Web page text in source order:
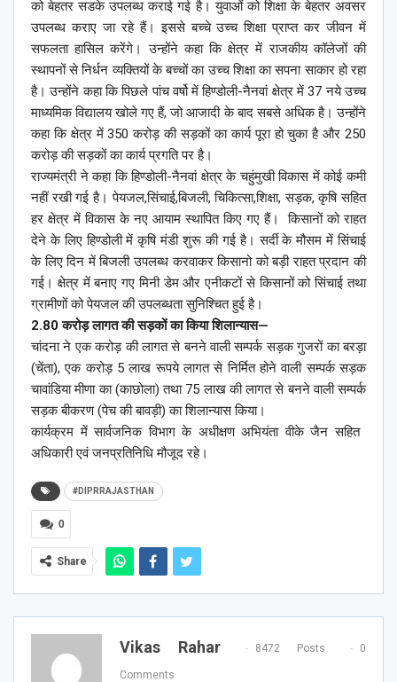
को बेहतर सडके उपलब्ध कराई गई है। युवाओं को शिक्षा के बेहतर अवसर
उपलब्ध कराए जा रहे हैं। इससे बच्चे उच्च शिक्षा प्राप्त कर जीवन में
सफलता हासिल करेंगे। उन्होंने कहा कि क्षेत्र में राजकीय कॉलेजों की
स्थापनों से निर्धन व्यक्तियों के बच्चों का उच्च शिक्षा का सपना साकार हो रहा
है। उन्होंने कहा कि पिछले पांच वर्षो में हिण्डोली-नैनवां क्षेत्र में 37 नये उच्च
माध्यमिक विद्यालय खोले गए हैं, जो आजादी के बाद सबसे अधिक है। उन्होंने
कहा कि क्षेत्र में 350 करोड़ की सड़कों का कार्य पूरा हो चुका है और 250
करोड़ की सड़कों का कार्य प्रगति पर है।
राज्यमंत्री ने कहा कि हिण्डोली-नैनवां क्षेत्र के चहुंमुखी विकास में कोई कमी
नहीं रखी गई है। पेयजल,सिंचाई,बिजली, चिकित्सा,शिक्षा, सड़क, कृषि सहित
हर क्षेत्र में विकास के नए आयाम स्थापित किए गए हैं। किसानों को राहत
देने के लिए हिण्डोली में कृषि मंडी शुरू की गई है। सर्दी के मौसम में सिंचाई
के लिए दिन में बिजली उपलब्ध करवाकर किसानो को बड़ी राहत प्रदान की
गई। क्षेत्र में बनाए गए मिनी डेम और एनीकटों से किसानों को सिंचाई तथा
ग्रामीणों को पेयजल की उपलब्धता सुनिश्चित हुई है।
2.80 करोड़ लागत की सड़कों का किया शिलान्यास—
चांदना ने एक करोड़ की लागत से बनने वाली सम्पर्क सड़क गुजरों का बरड़ा
(चेंता), एक करोड़ 5 लाख रूपये लागत से निर्मित होने वाली सम्पर्क सड़क
चावांडिया मीणा का (काछोला) तथा 75 लाख की लागत से बनने वाली सम्पर्क
सड़क बीकरण (पेच की बावड़ी) का शिलान्यास किया।
कार्यक्रम में सार्वजनिक विभाग के अधीक्षण अभियंता वीके जैन सहित ​
अधिकारी एवं जनप्रतिनिधि मौजूद रहे।
#DIPRRAJASTHAN
0
Share
Vikas Rahar 8472 Posts 0
Comments